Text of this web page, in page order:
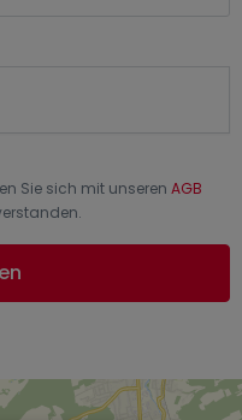
Sie sich mit unseren AGB